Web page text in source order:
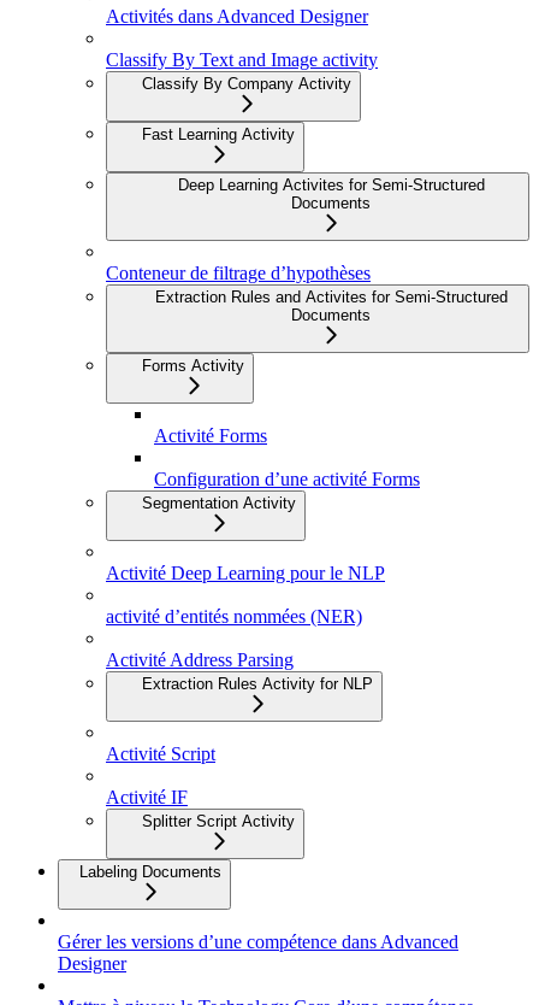
Activités dans Advanced Designer
Classify By Text and Image activity
Classify By Company Activity
Fast Learning Activity
Deep Learning Activites for Semi-Structured
Documents
Conteneur de filtrage d’hypothèses
Extraction Rules and Activites for Semi-Structured
Documents
Forms Activity
Activité Forms
Configuration d’une activité Forms
Segmentation Activity
Activité Deep Learning pour le NLP
activité d’entités nommées (NER)
Activité Address Parsing
Extraction Rules Activity for NLP
Activité Script
Activité IF
Splitter Script Activity
Labeling Documents
Gérer les versions d’une compétence dans Advanced
Designer